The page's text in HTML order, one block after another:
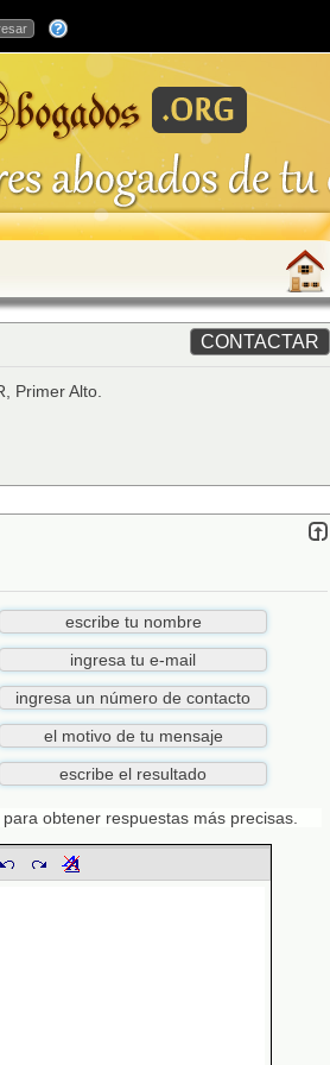
Primer Alto.
obtener respuestas más precisas.